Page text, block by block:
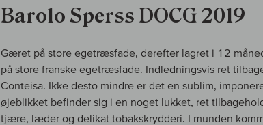
Barolo Sperss DOCG 2019
Gæret på store egetræsfade, derefter lagret i 12
på store franske egetræsfade. Indledningsvis ret
Conteisa. Ikke desto mindre er det en sublim,
øjeblikket befinder sig i en noget lukket, ret
tjære, læder og delikat tobakskrydderi. I munden